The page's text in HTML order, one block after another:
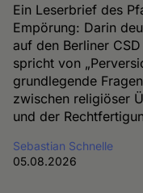
Ein Leserbrief des
Empörung: Darin
auf den Berliner
spricht von
grundlegende
zwischen religiöser
und der
Sebastian Schnelle
05.08.2026